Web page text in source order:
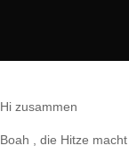
Hi zusammen
Boah , die Hitze